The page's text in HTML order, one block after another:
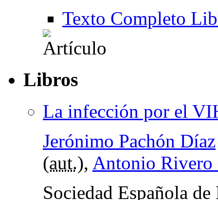
Texto Completo
Libros
La infección por el
Jerónimo Pachón Díaz
(aut.), Antonio Rivero
Sociedad Española